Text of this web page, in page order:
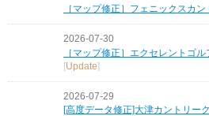
［マップ修正］フェニックスカ
2026-07-30
［マップ修正］エクセレントゴ
[Update]
2026-07-29
[高度データ修正]大津カントリー